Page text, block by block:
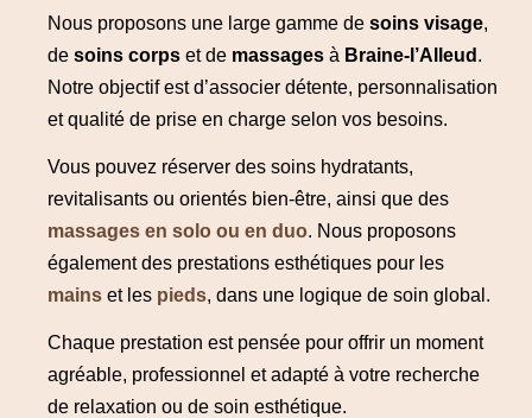
Nous proposons une large gamme de soins visage,
de soins corps et de massages à Braine-l’Alleud .
Notre objectif est d’associer détente, personnalisation
et qualité de prise en charge selon vos besoins.
Vous pouvez réserver des soins hydratants,
revitalisants ou orientés bien-être, ainsi que des
massages en solo ou en duo. Nous proposons
également des prestations esthétiques pour les
mains et les pieds, dans une logique de soin global.
Chaque prestation est pensée pour offrir un moment
agréable, professionnel et adapté à votre recherche
de relaxation ou de soin esthétique.